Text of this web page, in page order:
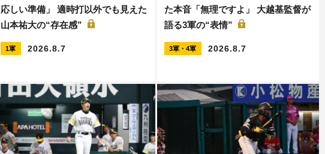
応しい準備」 適時打以外でも見えた
山本祐大の“存在感”
1軍 2026.8.7
た本音「無理ですよ」 大越基監督が
語る3軍の“表情”
3軍・4軍 2026.8.7